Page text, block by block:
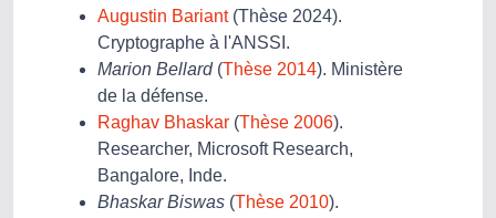
Augustin Bariant(Thèse 2024).
Cryptographe à l'ANSSI.
Marion Bellard(Thèse 2014). Ministère
de la défense.
Raghav Bhaskar (Thèse 2006).
Researcher, Microsoft Research,
Bangalore, Inde.
Bhaskar Biswas (Thèse 2010).